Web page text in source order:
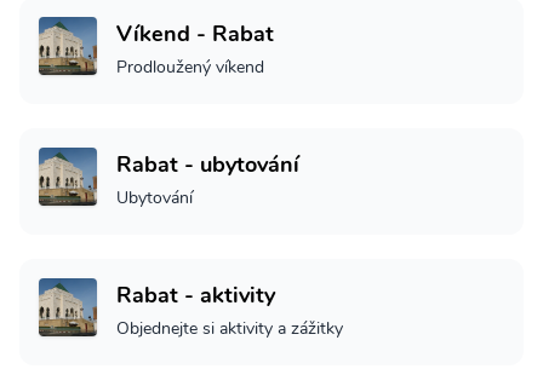
Víkend - Rabat
Prodloužený víkend
Rabat - ubytování
Ubytování
Rabat - aktivity
Objednejte si aktivity a zážitky